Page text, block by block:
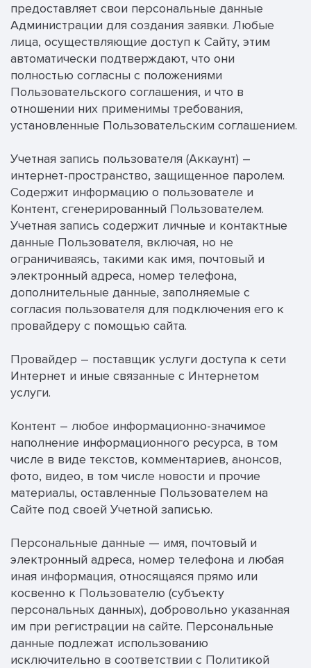
предоставляет свои персональные данные
Администрации для создания заявки. Любые
лица, осуществляющие доступ к Сайту, этим
автоматически подтверждают, что они
полностью согласны с положениями
Пользовательского соглашения, и что в
отношении них применимы требования,
установленные Пользовательским соглашением.
Учетная запись пользователя (Аккаунт) –
интернет-пространство, защищенное паролем.
Содержит информацию о пользователе и
Контент, сгенерированный Пользователем.
Учетная запись содержит личные и контактные
данные Пользователя, включая, но не
ограничиваясь, такими как имя, почтовый и
электронный адреса, номер телефона,
дополнительные данные, заполняемые с
согласия пользователя для подключения его к
провайдеру с помощью сайта.
Провайдер – поставщик услуги доступа к сети
Интернет и иные связанные с Интернетом
услуги.
Контент – любое информационно-значимое
наполнение информационного ресурса, в том
числе в виде текстов, комментариев, анонсов,
фото, видео, в том числе новости и прочие
материалы, оставленные Пользователем на
Сайте под своей Учетной записью.
Персональные данные — имя, почтовый и
электронный адреса, номер телефона и любая
иная информация, относящаяся прямо или
косвенно к Пользователю (субъекту
персональных данных), добровольно указанная
им при регистрации на сайте. Персональные
данные подлежат использованию
исключительно в соответствии с Политикой